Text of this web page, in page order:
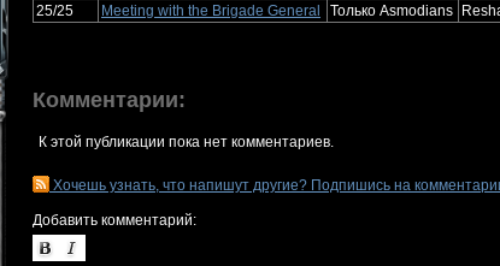
25/25
Meeting with the Brigade General Только Asmodians
Комментарии:
К этой публикации пока нет комментариев.
Хочешь узнать, что напишут другие? Подпишись на
Добавить комментарий: